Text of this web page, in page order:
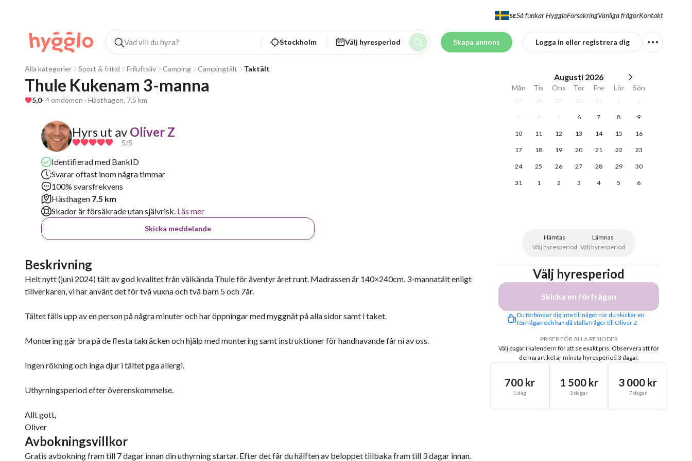
SESå funkar HyggloFörsäkringVanliga frågorKontakt
Stockholm Välj hyresperiod Skapa annons Logga in eller registrera dig
Alla kategorier Sport & fritid Friluftsliv Camping Campingtält Taktält
Thule Kukenam 3-manna
5,0· 4 omdömen · Hästhagen, 7.5 km
Hyrs ut av Oliver Z
5/5
Identifierad med BankID
Svarar oftast inom några timmar
100% svarsfrekvens
Hästhagen 7.5 km
Skador är försäkrade utan självrisk. Läs mer
Skicka meddelande
Beskrivning
Helt nytt (juni 2024) tält av god kvalitet från välkända Thule för äventyr året runt. Madrassen är 140×240cm. 3-mannatält enligt
tillverkaren, vi har använt det för två vuxna och två barn 5 och 7år.
Tältet fälls upp av en person på några minuter och har öppningar med myggnät på alla sidor samt i taket.
Montering går bra på de flesta takräcken och hjälp med montering samt instruktioner för handhavande får ni av oss.
Ingen rökning och inga djur i tältet pga allergi.
Uthyrningsperiod efter överenskommelse.
Allt gott,
Oliver
Avbokningsvillkor
Gratis avbokning fram till 7 dagar innan din uthyrning startar. Efter det får du hälften av beloppet tillbaka fram till 3 dagar innan.
Augusti 2026
Mån Tis Ons Tor Fre Lör Sön
27 28 29 30 31 1 2
3 4 5 6 7 8 9
10 11 12 13 14 15 16
17 18 19 20 21 22 23
24 25 26 27 28 29 30
31 1 2 3 4 5 6
Hämtas
Välj hyresperiod
Lämnas
Välj hyresperiod
Välj hyresperiod
Skicka en förfrågan
Du förbinder dig inte till något när du skickar en
förfrågan och kan då ställa frågor till Oliver Z
PRISER FÖR ALLA PERIODER
Välj dagar i kalendern för att se exakt pris. Observera att för
denna artikel är minsta hyresperiod 3 dagar.
700 kr
1 dag
1 500 kr
3 dagar
3 000 kr
7 dagar